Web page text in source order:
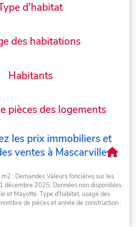
d'habitat
des habitations
Habitants
pièces des logements
les prix immobiliers et
ventes à Mascarville
: Demandes Valeurs foncières sur les
décembre 2025. Données non disponibles
et Mayotte. Type d'habitat, usage des
de pièces et année de construction :